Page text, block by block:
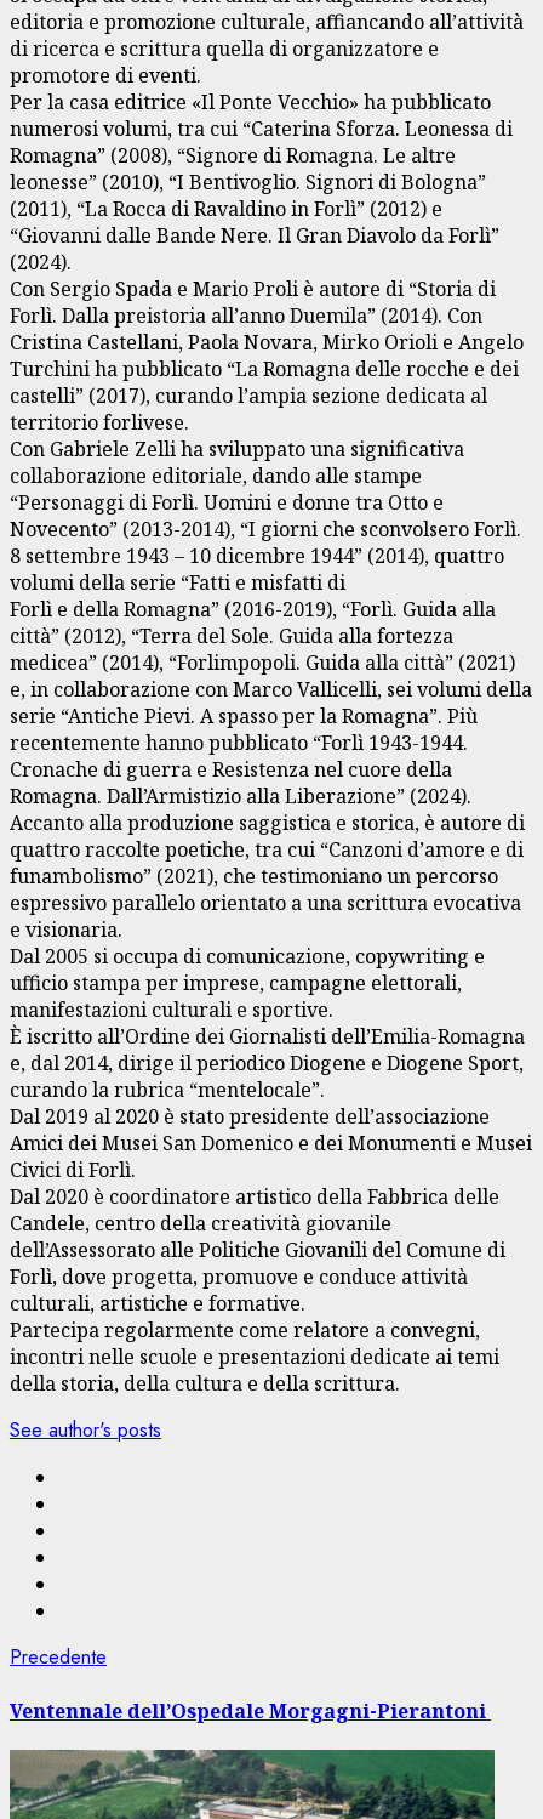
editoria e promozione culturale, affiancando all’attività
di ricerca e scrittura quella di organizzatore e
promotore di eventi.
Per la casa editrice «Il Ponte Vecchio» ha pubblicato
numerosi volumi, tra cui “Caterina Sforza. Leonessa di
Romagna” (2008), “Signore di Romagna. Le altre
leonesse” (2010), “I Bentivoglio. Signori di Bologna”
(2011), “La Rocca di Ravaldino in Forlì” (2012) e
“Giovanni dalle Bande Nere. Il Gran Diavolo da Forlì”
(2024).
Con Sergio Spada e Mario Proli è autore di “Storia di
Forlì. Dalla preistoria all’anno Duemila” (2014). Con
Cristina Castellani, Paola Novara, Mirko Orioli e Angelo
Turchini ha pubblicato “La Romagna delle rocche e dei
castelli” (2017), curando l’ampia sezione dedicata al
territorio forlivese.
Con Gabriele Zelli ha sviluppato una significativa
collaborazione editoriale, dando alle stampe
“Personaggi di Forlì. Uomini e donne tra Otto e
Novecento” (2013-2014), “I giorni che sconvolsero Forlì.
8 settembre 1943 – 10 dicembre 1944” (2014), quattro
volumi della serie “Fatti e misfatti di
Forlì e della Romagna” (2016-2019), “Forlì. Guida alla
città” (2012), “Terra del Sole. Guida alla fortezza
medicea” (2014), “Forlimpopoli. Guida alla città” (2021)
e, in collaborazione con Marco Vallicelli, sei volumi della
serie “Antiche Pievi. A spasso per la Romagna”. Più
recentemente hanno pubblicato “Forlì 1943-1944.
Cronache di guerra e Resistenza nel cuore della
Romagna. Dall’Armistizio alla Liberazione” (2024).
Accanto alla produzione saggistica e storica, è autore di
quattro raccolte poetiche, tra cui “Canzoni d’amore e di
funambolismo” (2021), che testimoniano un percorso
espressivo parallelo orientato a una scrittura evocativa
e visionaria.
Dal 2005 si occupa di comunicazione, copywriting e
ufficio stampa per imprese, campagne elettorali,
manifestazioni culturali e sportive.
È iscritto all’Ordine dei Giornalisti dell’Emilia-Romagna
e, dal 2014, dirige il periodico Diogene e Diogene Sport,
curando la rubrica “mentelocale”.
Dal 2019 al 2020 è stato presidente dell’associazione
Amici dei Musei San Domenico e dei Monumenti e Musei
Civici di Forlì.
Dal 2020 è coordinatore artistico della Fabbrica delle
Candele, centro della creatività giovanile
dell’Assessorato alle Politiche Giovanili del Comune di
Forlì, dove progetta, promuove e conduce attività
culturali, artistiche e formative.
Partecipa regolarmente come relatore a convegni,
incontri nelle scuole e presentazioni dedicate ai temi
della storia, della cultura e della scrittura.
See author's posts
Navigazione
articolo
Precedente
Ventennale dell’Ospedale Morgagni-Pierantoni